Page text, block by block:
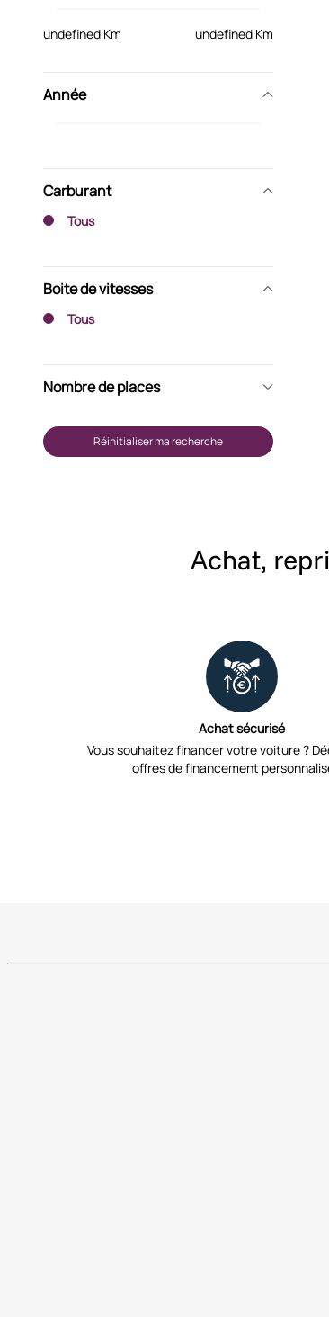
undefined Km undefined Km
Année
Carburant
Tous
Boite de vitesses
Tous
Nombre de places
Réinitialiser ma recherche
Achat,
Achat sécurisé
Vous souhaitez financer votre voiture ?
offres de financement